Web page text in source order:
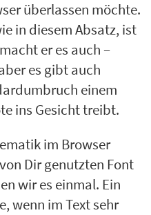
überlassen möchte.
in diesem Absatz, ist
er es auch –
es gibt auch
einem
ins Gesicht treibt.
im Browser
Dir genutzten Font
wir es einmal. Ein
wenn im Text sehr